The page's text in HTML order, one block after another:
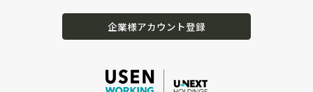
企業様アカウント登録